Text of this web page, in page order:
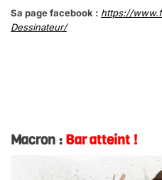
Sa page facebook : https://
Dessinateur/
Macron : Bar atteint !